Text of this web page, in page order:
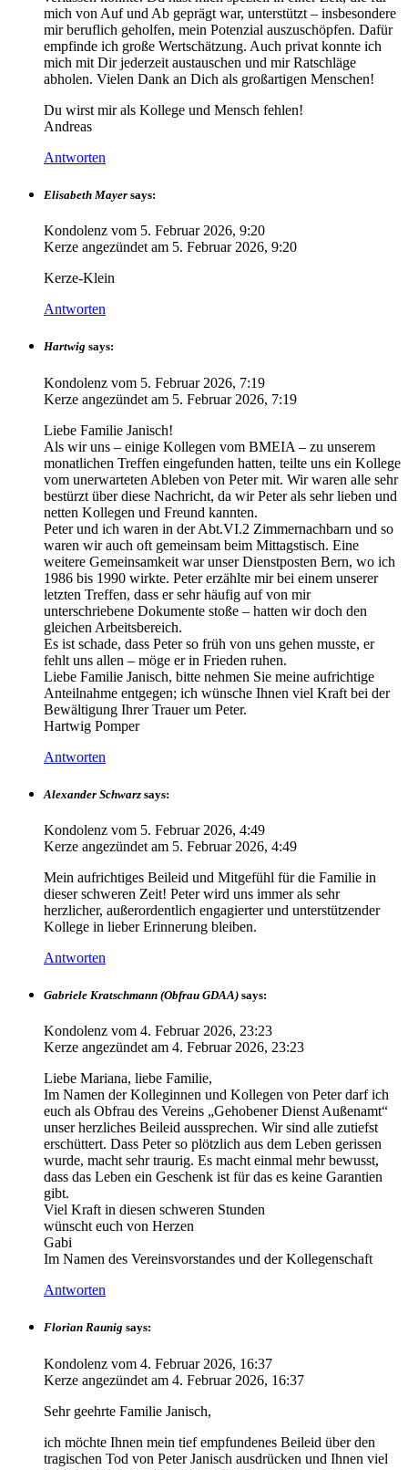
mich von Auf und Ab geprägt war, unterstützt – insbesondere
mir beruflich geholfen, mein Potenzial auszuschöpfen. Dafür
empfinde ich große Wertschätzung. Auch privat konnte ich
mich mit Dir jederzeit austauschen und mir Ratschläge
abholen. Vielen Dank an Dich als großartigen Menschen!
Du wirst mir als Kollege und Mensch fehlen!
Andreas
Antworten
Elisabeth Mayer says:
Kondolenz vom 5. Februar 2026, 9:20
Kerze angezündet am 5. Februar 2026, 9:20
Kerze-Klein
Antworten
Hartwig says:
Kondolenz vom 5. Februar 2026, 7:19
Kerze angezündet am 5. Februar 2026, 7:19
Liebe Familie Janisch!
Als wir uns – einige Kollegen vom BMEIA – zu unserem
monatlichen Treffen eingefunden hatten, teilte uns ein Kollege
vom unerwarteten Ableben von Peter mit. Wir waren alle sehr
bestürzt über diese Nachricht, da wir Peter als sehr lieben und
netten Kollegen und Freund kannten.
Peter und ich waren in der Abt.VI.2 Zimmernachbarn und so
waren wir auch oft gemeinsam beim Mittagstisch. Eine
weitere Gemeinsamkeit war unser Dienstposten Bern, wo ich
1986 bis 1990 wirkte. Peter erzählte mir bei einem unserer
letzten Treffen, dass er sehr häufig auf von mir
unterschriebene Dokumente stoße – hatten wir doch den
gleichen Arbeitsbereich.
Es ist schade, dass Peter so früh von uns gehen musste, er
fehlt uns allen – möge er in Frieden ruhen.
Liebe Familie Janisch, bitte nehmen Sie meine aufrichtige
Anteilnahme entgegen; ich wünsche Ihnen viel Kraft bei der
Bewältigung Ihrer Trauer um Peter.
Hartwig Pomper
Antworten
Alexander Schwarz says:
Kondolenz vom 5. Februar 2026, 4:49
Kerze angezündet am 5. Februar 2026, 4:49
Mein aufrichtiges Beileid und Mitgefühl für die Familie in
dieser schweren Zeit! Peter wird uns immer als sehr
herzlicher, außerordentlich engagierter und unterstützender
Kollege in lieber Erinnerung bleiben.
Antworten
Gabriele Kratschmann (Obfrau GDAA) says:
Kondolenz vom 4. Februar 2026, 23:23
Kerze angezündet am 4. Februar 2026, 23:23
Liebe Mariana, liebe Familie,
Im Namen der Kolleginnen und Kollegen von Peter darf ich
euch als Obfrau des Vereins „Gehobener Dienst Außenamt“
unser herzliches Beileid aussprechen. Wir sind alle zutiefst
erschüttert. Dass Peter so plötzlich aus dem Leben gerissen
wurde, macht sehr traurig. Es macht einmal mehr bewusst,
dass das Leben ein Geschenk ist für das es keine Garantien
gibt.
Viel Kraft in diesen schweren Stunden
wünscht euch von Herzen
Gabi
Im Namen des Vereinsvorstandes und der Kollegenschaft
Antworten
Florian Raunig says:
Kondolenz vom 4. Februar 2026, 16:37
Kerze angezündet am 4. Februar 2026, 16:37
Sehr geehrte Familie Janisch,
ich möchte Ihnen mein tief empfundenes Beileid über den
tragischen Tod von Peter Janisch ausdrücken und Ihnen viel